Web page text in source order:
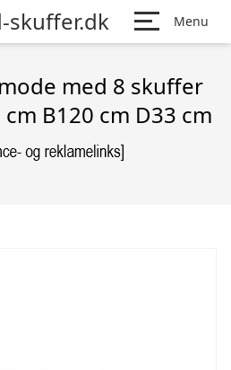
skuffer.dk Menu
med 8 skuffer
B120 cm D33 cm